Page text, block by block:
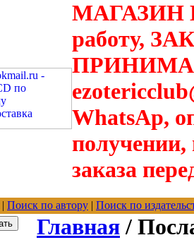
МАГАЗИН
работу,
WhatsAp,
получении,
заказа
| Поиск по автору | Поиск по
Главная /